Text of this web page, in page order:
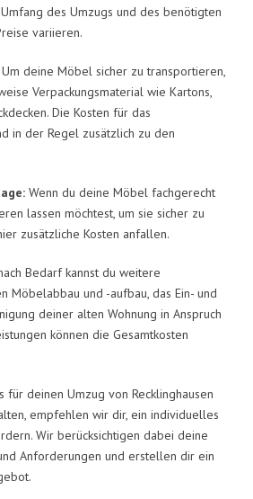
des Umzugs und des benötigten
variieren.
Um deine Möbel sicher zu transportieren,
Verpackungsmaterial wie Kartons,
Die Kosten für das
in der Regel zusätzlich zu den
Wenn du deine Möbel fachgerecht
lassen möchtest, um sie sicher zu
zusätzliche Kosten anfallen.
Bedarf kannst du weitere
Möbelabbau und -aufbau, das Ein- und
deiner alten Wohnung in Anspruch
können die Gesamtkosten
für deinen Umzug von Recklinghausen
empfehlen wir dir, ein individuelles
Wir berücksichtigen dabei deine
Anforderungen und erstellen dir ein